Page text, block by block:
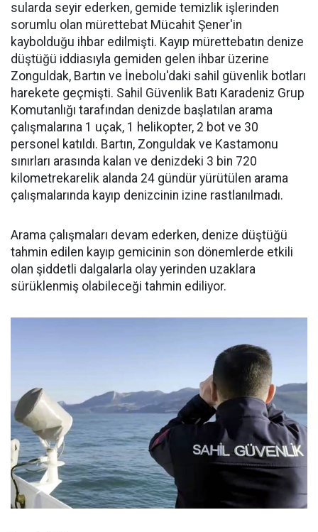
sularda seyir ederken, gemide temizlik işlerinden
sorumlu olan mürettebat Mücahit Şener'in
kaybolduğu ihbar edilmişti. Kayıp mürettebatın denize
düştüğü iddiasıyla gemiden gelen ihbar üzerine
Zonguldak, Bartın ve İnebolu'daki sahil güvenlik botları
harekete geçmişti. Sahil Güvenlik Batı Karadeniz Grup
Komutanlığı tarafından denizde başlatılan arama
çalışmalarına 1 uçak, 1 helikopter, 2 bot ve 30
personel katıldı. Bartın, Zonguldak ve Kastamonu
sınırları arasında kalan ve denizdeki 3 bin 720
kilometrekarelik alanda 24 gündür yürütülen arama
çalışmalarında kayıp denizcinin izine rastlanılmadı.
Arama çalışmaları devam ederken, denize düştüğü
tahmin edilen kayıp gemicinin son dönemlerde etkili
olan şiddetli dalgalarla olay yerinden uzaklara
sürüklenmiş olabileceği tahmin ediliyor.